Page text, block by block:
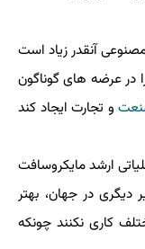
آنقدر زیاد است
در عرضه های گوناگون
و تجارت ایجاد كند
ارشد مایكروسافت
دیگری در جهان، بهتر
كاری نكنند چونكه